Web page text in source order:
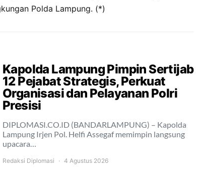
Polda Lampung. (*)
Kapolda Lampung Pimpin Sertijab
12 Pejabat Strategis, Perkuat
Organisasi dan Pelayanan Polri
Presisi
DIPLOMASI.CO.ID (BANDARLAMPUNG) – Kapolda
Lampung Irjen Pol. Helfi Assegaf memimpin langsung
upacara…
Redaksi Diplomasi 4 Agustus 2026